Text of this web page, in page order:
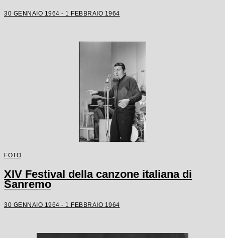
30 GENNAIO 1964 - 1 FEBBRAIO 1964
FOTO
XIV Festival della canzone italiana di
Sanremo
30 GENNAIO 1964 - 1 FEBBRAIO 1964